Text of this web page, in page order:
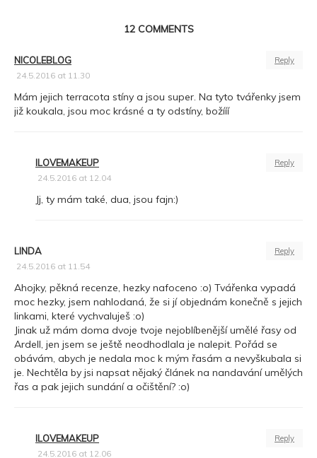
12COMMENTS
Reply
NICOLEBLOG
24.5.2016 at 11.30
Mám jejich terracota stíny a jsou super. Na tyto tvářenky jsem
již koukala, jsou moc krásné a ty odstíny, božííí
Reply
ILOVEMAKEUP
24.5.2016 at 12.04
Jj, ty mám také, dua, jsou fajn:)
Reply
LINDA
24.5.2016 at 11.54
Ahojky, pěkná recenze, hezky nafoceno :o) Tvářenka vypadá
moc hezky, jsem nahlodaná, že si jí objednám konečně s jejich
linkami, které vychvaluješ :o)
Jinak už mám doma dvoje tvoje nejoblíbenější umělé řasy od
Ardell, jen jsem se ještě neodhodlala je nalepit. Pořád se
obávám, abych je nedala moc k mým řasám a nevyškubala si
je. Nechtěla by jsi napsat nějaký článek na nandavání umělých
řas a pak jejich sundání a očištění? :o)
Reply
ILOVEMAKEUP
24.5.2016 at 12.06